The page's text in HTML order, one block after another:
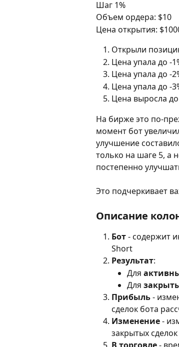
Шаг 1%
Объем ордера: $10
Цена открытия:
Открыли
Цена упала до -
Цена упала до -
Цена упала до -
Цена выросла
На бирже это по-
момент бот
улучшение
только на шаге 5, а
постепенно
Это подчеркивает
Описание
Бот - содержит
Short
Результат:
Для
Для
Прибыль -
сделок бота
Изменение -
закрытых